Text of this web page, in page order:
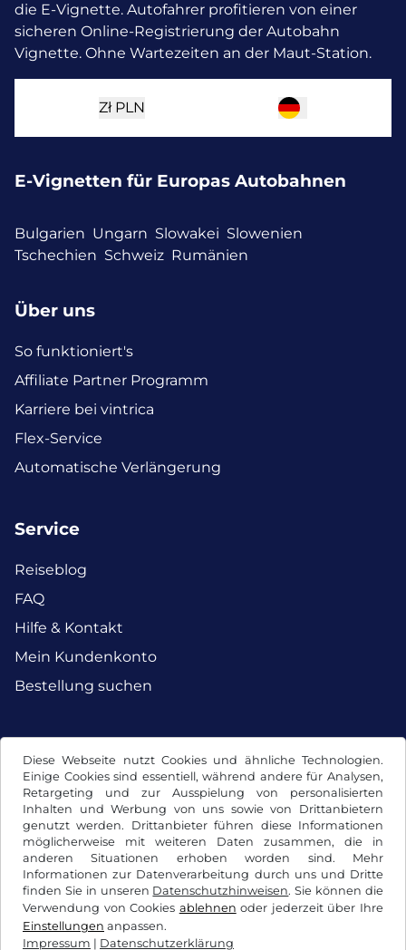
Diese Webseite nutzt Cookies und ähnliche Technologien.
Einige Cookies sind essentiell, während andere für Analysen,
Retargeting und zur Ausspielung von personalisierten
Inhalten und Werbung von uns sowie von Drittanbietern
genutzt werden. Drittanbieter führen diese Informationen
möglicherweise mit weiteren Daten zusammen, die in
anderen Situationen erhoben worden sind. Mehr
Informationen zur Datenverarbeitung durch uns und Dritte
finden Sie in unseren Datenschutzhinweisen. Sie können die
Verwendung von Cookies ablehnen oder jederzeit über Ihre
Einstellungen anpassen.
Impressum | Datenschutzerklärung
die E-Vignette. Autofahrer profitieren von einer
sicheren Online-Registrierung der Autobahn
Vignette. Ohne Wartezeiten an der Maut-Station.
Zł PLN
E-Vignetten für Europas Autobahnen
Bulgarien Ungarn Slowakei Slowenien
Tschechien Schweiz Rumänien
Über uns
So funktioniert's
Affiliate Partner Programm
Karriere bei vintrica
Flex-Service
Automatische Verlängerung
Service
Reiseblog
FAQ
Hilfe & Kontakt
Mein Kundenkonto
Bestellung suchen
Facebook Instagram